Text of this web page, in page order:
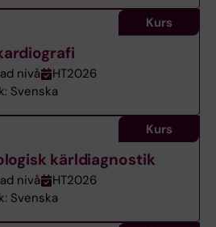
nivå
HT2026
Svenska
Kurs
kärldiagnostik
nivå
HT2026
Svenska
Kurs